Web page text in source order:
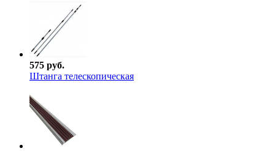
575 руб.
Штанга телескопическая